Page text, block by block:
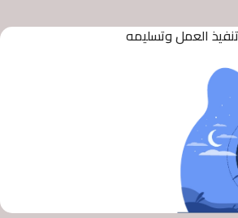
تنفيذ العمل وتسليمه